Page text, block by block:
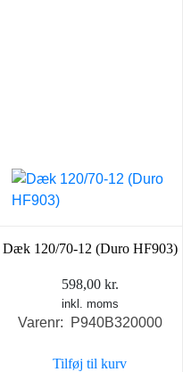
Dæk 120/70-12 (Duro HF903)
598,00 kr.
inkl. moms
Varenr: P940B320000
Tilføj til kurv